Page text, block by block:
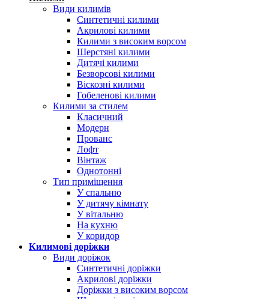
Види килимів
Синтетичні килими
Акрилові килими
Килими з високим ворсом
Шерстяні килими
Дитячі килими
Безворсові килими
Віскозні килими
Гобеленові килими
Килими за стилем
Класичний
Модерн
Прованс
Лофт
Вінтаж
Однотонні
Тип приміщення
У спальню
У дитячу кімнату
У вітальню
На кухню
У коридор
Килимові доріжки
Види доріжок
Синтетичні доріжки
Акрилові доріжки
Доріжки з високим ворсом